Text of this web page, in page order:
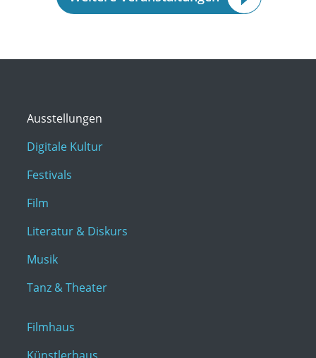
Ausstellungen
Digitale Kultur
Festivals
Film
Literatur & Diskurs
Musik
Tanz & Theater
Filmhaus